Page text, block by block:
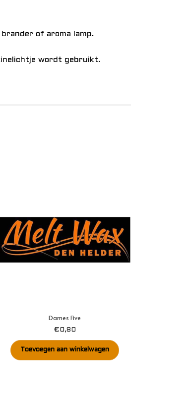
of aroma lamp.
wordt gebruikt.
Dames Five
€0,80
Toevoegen aan winkelwagen